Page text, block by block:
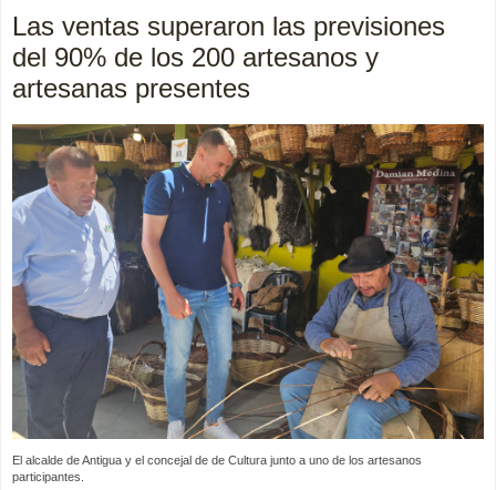
Las ventas superaron las previsiones
del 90% de los 200 artesanos y
artesanas presentes
El alcalde de Antigua y el concejal de de Cultura junto a uno de los artesanos
participantes.